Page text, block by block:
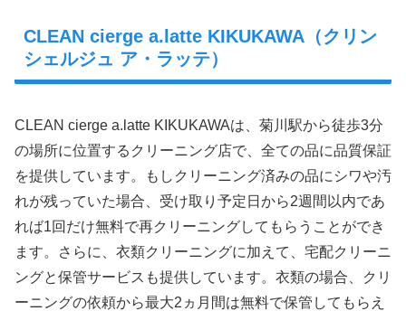
CLEAN cierge a.latte KIKUKAWA（クリン
シェルジュ ア・ラッテ）
CLEAN cierge a.latte KIKUKAWAは、菊川駅から徒歩3分
の場所に位置するクリーニング店で、全ての品に品質保証
を提供しています。もしクリーニング済みの品にシワや汚
れが残っていた場合、受け取り予定日から2週間以内であ
れば1回だけ無料で再クリーニングしてもらうことができ
ます。さらに、衣類クリーニングに加えて、宅配クリーニ
ングと保管サービスも提供しています。衣類の場合、クリ
ーニングの依頼から最大2ヵ月間は無料で保管してもらえ